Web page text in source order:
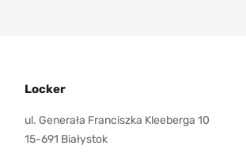
Locker
ul. Generała Franciszka Kleeberga 10
15-691 Białystok